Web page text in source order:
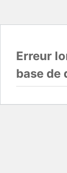
Erreur
base de